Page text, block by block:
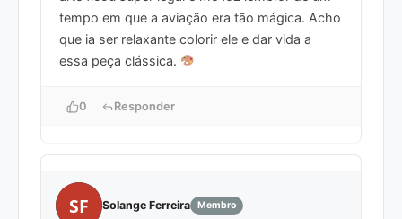
tempo em que a aviação era tão mágica. Acho
que ia ser relaxante colorir ele e dar vida a
essa peça clássica.
0 Responder
SF Solange Ferreira Membro